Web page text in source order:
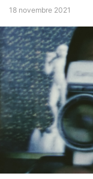
18 novembre 2021